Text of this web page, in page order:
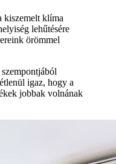
kiszemelt klíma
lehűtésére
örömmel
igaz, hogy a
jobbak volnának